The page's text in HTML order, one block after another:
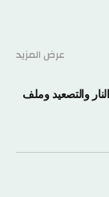
عرض المزيد
والتصعيد وملف